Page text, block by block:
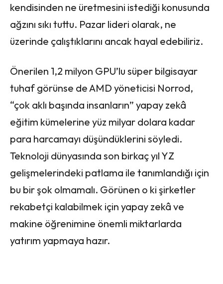
kendisinden ne üretmesini istediği konusunda
ağzını sıkı tuttu. Pazar lideri olarak, ne
üzerinde çalıştıklarını ancak hayal edebiliriz.
Önerilen 1,2 milyon GPU’lu süper bilgisayar
tuhaf görünse de AMD yöneticisi Norrod,
“çok aklı başında insanların” yapay zekâ
eğitim kümelerine yüz milyar dolara kadar
para harcamayı düşündüklerini söyledi.
Teknoloji dünyasında son birkaç yıl YZ
gelişmelerindeki patlama ile tanımlandığı için
bu bir şok olmamalı. Görünen o ki şirketler
rekabetçi kalabilmek için yapay zekâ ve
makine öğrenimine önemli miktarlarda
yatırım yapmaya hazır.